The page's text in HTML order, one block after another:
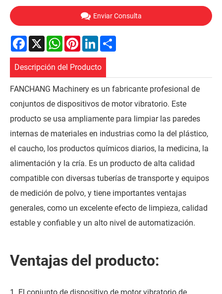
Enviar Consulta
Facebook
X WhatsApp
PinterestLinkedIn
Descripción del Producto
FANCHANG Machinery es un fabricante profesional de
conjuntos de dispositivos de motor vibratorio. Este
producto se usa ampliamente para limpiar las paredes
internas de materiales en industrias como la del plástico,
el caucho, los productos químicos diarios, la medicina, la
alimentación y la cría. Es un producto de alta calidad
compatible con diversas tuberías de transporte y equipos
de medición de polvo, y tiene importantes ventajas
generales, como un excelente efecto de limpieza, calidad
estable y confiable y un alto nivel de automatización.
Ventajas del producto: